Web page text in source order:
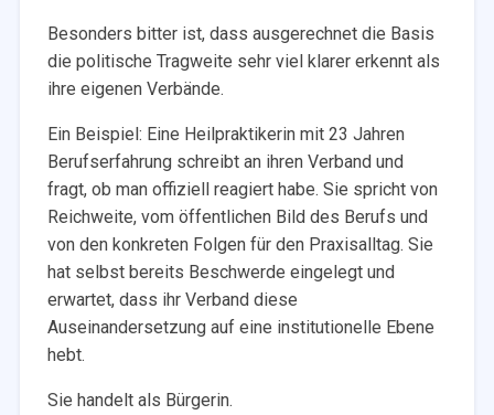
Besonders bitter ist, dass ausgerechnet die Basis
die politische Tragweite sehr viel klarer erkennt als
ihre eigenen Verbände.
Ein Beispiel: Eine Heilpraktikerin mit 23 Jahren
Berufserfahrung schreibt an ihren Verband und
fragt, ob man offiziell reagiert habe. Sie spricht von
Reichweite, vom öffentlichen Bild des Berufs und
von den konkreten Folgen für den Praxisalltag. Sie
hat selbst bereits Beschwerde eingelegt und
erwartet, dass ihr Verband diese
Auseinandersetzung auf eine institutionelle Ebene
hebt.
Sie handelt als Bürgerin.